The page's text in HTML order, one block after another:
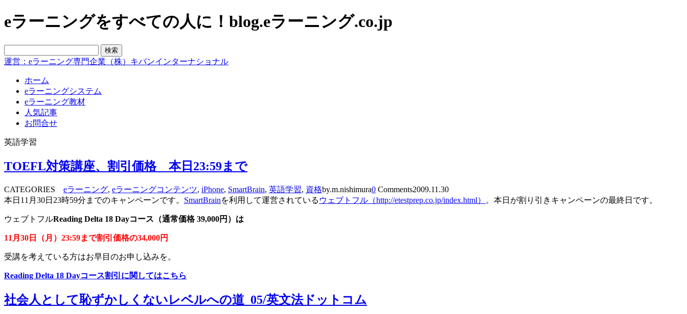
eラーニングをすべての人に！blog.eラーニング.co.jp
運営：eラーニング専門企業（株）キバンインターナショナル
ホーム
eラーニングシステム
eラーニング教材
人気記事
お問合せ
英語学習
TOEFL対策講座、割引価格 本日23:59まで
CATEGORIES eラーニング, eラーニングコンテンツ, iPhone, SmartBrain, 英語学習, 資格by.m.nishimura0 Comments2009.11.30
本日11月30日23時59分までのキャンペーンです。 SmartBrainを利用して運営されている ウェブトフル（http://etestprep.co.jp/index.html） 。本日が割り引きキャンペーンの最終日です。
ウェブトフルReading Delta 18 Dayコース（通常価格39,000円）は
11 月 30 日（月） 23:59まで割引価格の34,000円
受講を考えている方はお早目のお申し込みを。
Reading Delta 18 Dayコース割引に関してはこちら
社会人として恥ずかしくないレベルへの道_05/英文法ドットコム